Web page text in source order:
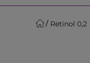
Retinol 0,2